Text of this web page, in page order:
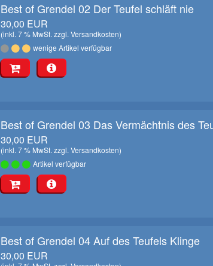
Best of Grendel 02 Der Teufel schläft nie
30,00 EUR
(inkl. 7 % MwSt. zzgl. Versandkosten)
wenige Artikel verfügbar
Best of Grendel 03 Das Vermächtnis des
30,00 EUR
(inkl. 7 % MwSt. zzgl. Versandkosten)
Artikel verfügbar
Best of Grendel 04 Auf des Teufels Klinge
30,00 EUR